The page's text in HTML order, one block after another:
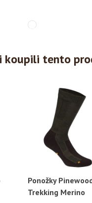
koupili tento
Rychlý
Ponožky
Trekking Merino